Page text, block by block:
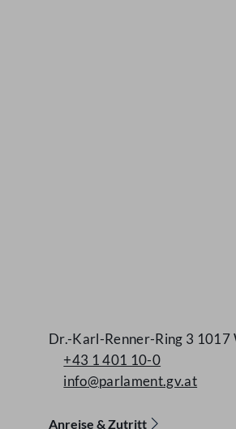
Dr.-Karl-Renner-Ring 3 1017
+43 1 401 10-0
info@parlament.gv.at
Anreise & Zutritt